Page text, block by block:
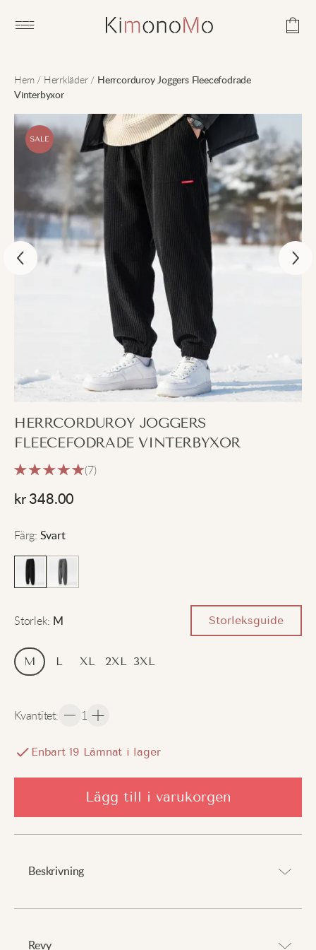
Open main menu
Hem/ Herrkläder/ Herrcorduroy Joggers Fleecefodrade
Vinterbyxor
HERRCORDUROY JOGGERS
FLEECEFODRADE VINTERBYXOR
(7)
kr 348.00
Färg: Svart
Storlek: M Storleksguide
M L XL 2XL 3XL
Kvantitet: 1
Enbart 19 Lämnat i lager
Lägg till i varukorgen
Beskrivning
Revy